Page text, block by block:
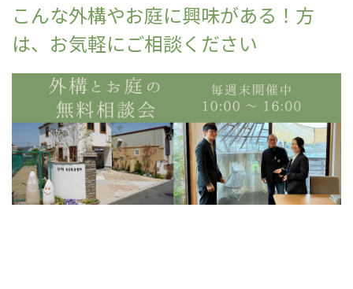
こんな外構やお庭に興味がある！方
は、お気軽にご相談ください